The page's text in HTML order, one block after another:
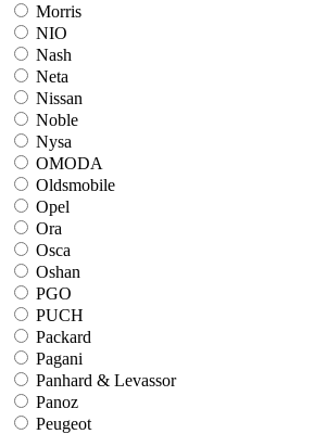
Morris
NIO
Nash
Neta
Nissan
Noble
Nysa
OMODA
Oldsmobile
Opel
Ora
Osca
Oshan
PGO
PUCH
Packard
Pagani
Panhard & Levassor
Panoz
Peugeot